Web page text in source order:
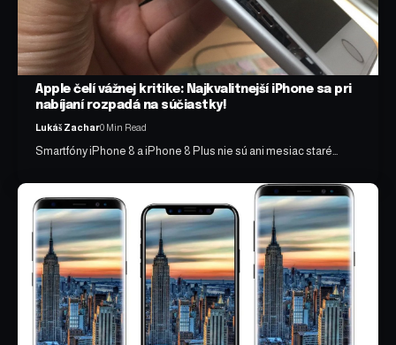
Apple čelí vážnej kritike: Najkvalitnejší iPhone sa pri
nabíjaní rozpadá na súčiastky!
Lukáš Zachar0 Min Read
Smartfóny iPhone 8 a iPhone 8 Plus nie sú ani mesiac staré…